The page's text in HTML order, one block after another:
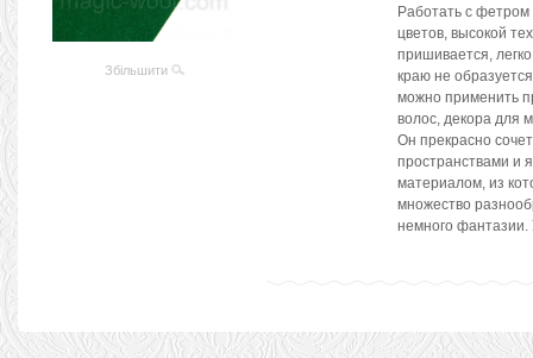
Збільшити
Работать с фетром
цветов, высокой
пришивается,
краю не
можно применить
волос, декора для
Он прекрасно
пространствами и
материалом, из
множество
немного фантазии.